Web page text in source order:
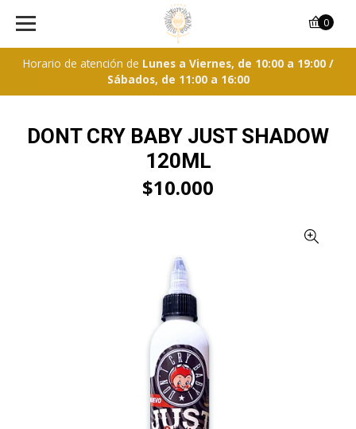
Horario de atención de Lunes a Viernes, de 10:00 a 19:00 /
Sábados, de 11:00 a 16:00
0
DONT CRY BABY JUST SHADOW
120ML
$10.000